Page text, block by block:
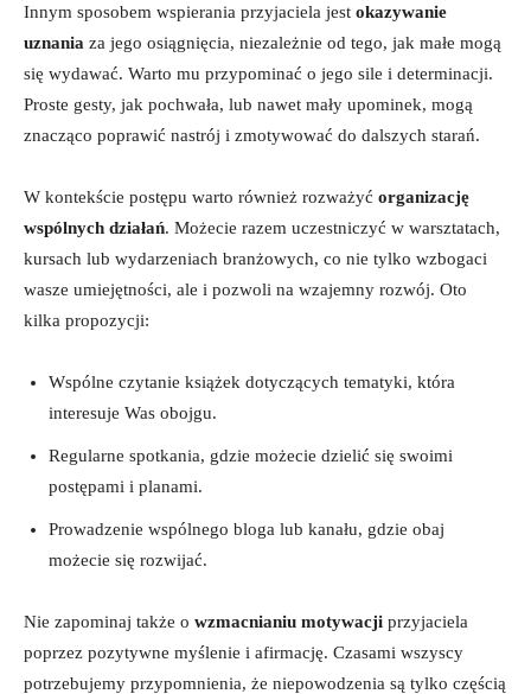
Innym sposobem wspierania przyjaciela jest okazywanie
uznania za jego osiągnięcia, niezależnie od tego, jak małe mogą
się wydawać. Warto mu przypominać⁢ o jego sile i determinacji.
Proste gesty, jak pochwała, lub ‍nawet⁣ mały upominek, mogą​
znacząco poprawić nastrój i zmotywować do dalszych‍ starań.
W kontekście postępu warto również rozważyć organizację
wspólnych działań. Możecie razem uczestniczyć w warsztatach,
kursach lub wydarzeniach‍ branżowych, co nie tylko wzbogaci
wasze umiejętności, ale i pozwoli na wzajemny rozwój.‌ Oto
kilka propozycji:
Wspólne ‍czytanie książek dotyczących tematyki, która⁤
interesuje Was obojgu.
Regularne spotkania, gdzie⁢ możecie‍ dzielić⁢ się swoimi​
postępami⁢ i planami.
Prowadzenie wspólnego bloga lub‍ kanału, gdzie obaj
możecie się​ rozwijać.
Nie zapominaj także ​o wzmacnianiu motywacji przyjaciela ​
poprzez pozytywne myślenie i afirmację. Czasami⁤ wszyscy‌
potrzebujemy przypomnienia, że niepowodzenia są tylko częścią